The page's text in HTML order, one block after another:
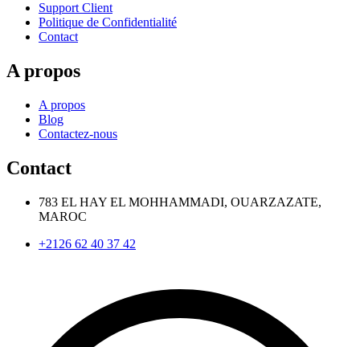
Support Client
Politique de Confidentialité
Contact
A propos
A propos
Blog
Contactez-nous
Contact
783 EL HAY EL MOHHAMMADI, OUARZAZATE,
MAROC
+2126 62 40 37 42